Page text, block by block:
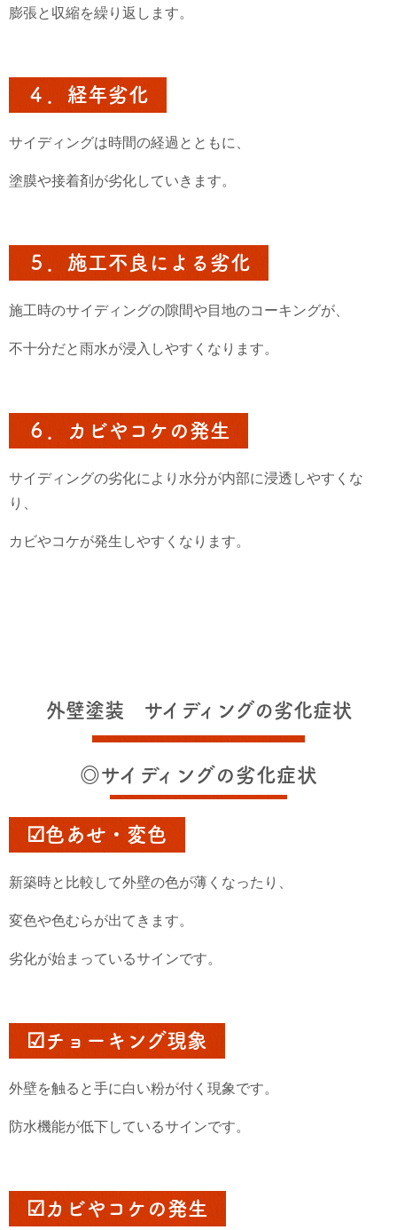
膨張と収縮を繰り返します。
４．経年劣化
サイディングは時間の経過とともに、
塗膜や接着剤が劣化していきます。
５．施工不良による劣化
施工時のサイディングの隙間や目地のコーキングが、
不十分だと雨水が浸入しやすくなります。
６．カビやコケの発生
サイディングの劣化により水分が内部に浸透しやすくな
り、
カビやコケが発生しやすくなります。
外壁塗装 サイディングの劣化症状
◎サイディングの劣化症状
☑色あせ・変色
新築時と比較して外壁の色が薄くなったり、
変色や色むらが出てきます。
劣化が始まっているサインです。
☑チョーキング現象
外壁を触ると手に白い粉が付く現象です。
防水機能が低下しているサインです。
☑カビやコケの発生